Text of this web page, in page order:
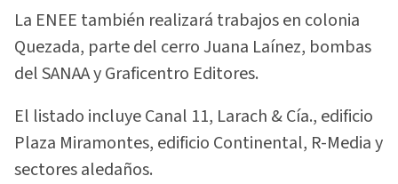
La ENEE también realizará trabajos en colonia
Quezada, parte del cerro Juana Laínez, bombas
del SANAA y Graficentro Editores.
El listado incluye Canal 11, Larach & Cía., edificio
Plaza Miramontes, edificio Continental, R-Media y
sectores aledaños.